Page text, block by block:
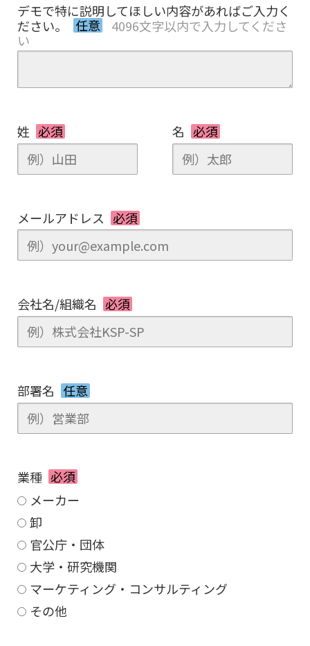
デモで特に説明してほしい内容があればご入力く
ださい。
任意
4096文字以内で入力してくださ
い
姓 必須 名 必須
メールアドレス 必須
会社名/組織名 必須
部署名 任意
業種 必須
メーカー
卸
官公庁・団体
大学・研究機関
マーケティング・コンサルティング
その他